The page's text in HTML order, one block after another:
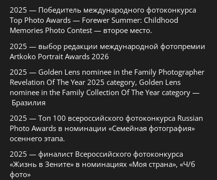
2025 — Победитель международного фотоконкурса
Top Photo Awards — Forewer Summer: Childhood
Memories Photo Contest — второе место.
2025 — выбор редакции международной фотопремии
Artkoko Portrait Awards 2026
2025 — Golden Lens nominee in the Family Photographer
Revelation Of The Year 2025 category, Golden Lens
nominee in the Family Collection Of The Year category —
Бразилия
2025 — Топ 100 всероссийского фотоконкурса Russian
Photo Awards в номинации «Семейная фотография»
осеннего этапа.
2025 — финалист Всероссийского фотоконкурса
«Жизнь в Зените» в номинациях «Моя страна», «Ч/б
фото»